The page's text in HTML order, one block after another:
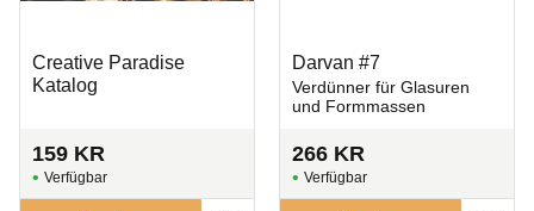
Creative Paradise
Katalog
159 KR
Darvan #7
Verdünner für Glasuren
und Formmassen
266 KR